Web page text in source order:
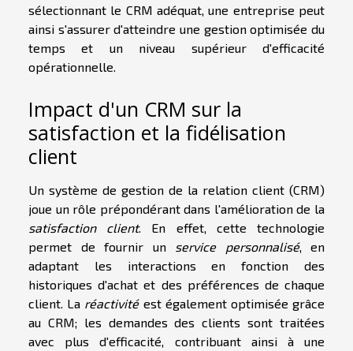
sélectionnant le CRM adéquat, une entreprise peut
ainsi s'assurer d'atteindre une gestion optimisée du
temps et un niveau supérieur d'efficacité
opérationnelle.
Impact d'un CRM sur la
satisfaction et la fidélisation
client
Un système de gestion de la relation client (CRM)
joue un rôle prépondérant dans l'amélioration de la
satisfaction client. En effet, cette technologie
permet de fournir un
service personnalisé, en
adaptant les interactions en fonction des
historiques d'achat et des préférences de chaque
client. La réactivitéest également optimisée grâce
au CRM; les demandes des clients sont traitées
avec plus d'efficacité, contribuant ainsi à une